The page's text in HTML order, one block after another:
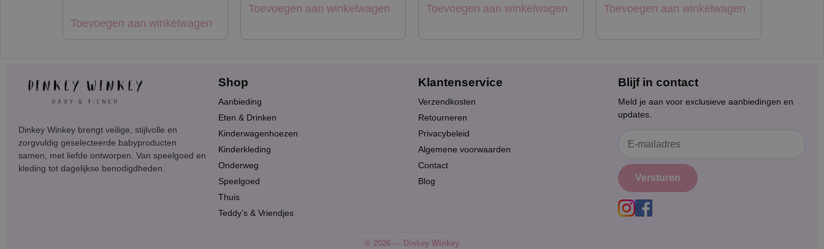
Toevoegen aan winkelwagen
Toevoegen aan winkelwagen Toevoegen aan winkelwagen Toevoegen aan winkelwagen
Dinkey Winkey brengt veilige, stijlvolle en
zorgvuldig geselecteerde babyproducten
samen, met liefde ontworpen. Van speelgoed en
kleding tot dagelijkse benodigdheden.
Shop
Aanbieding
Eten & Drinken
Kinderwagenhoezen
Kinderkleding
Onderweg
Speelgoed
Thuis
Teddy’s & Vriendjes
Klantenservice
Verzendkosten
Retourneren
Privacybeleid
Algemene voorwaarden
Contact
Blog
Blijf in contact
Meld je aan voor exclusieve aanbiedingen en
updates.
Versturen
© 2026 — Dinkey Winkey